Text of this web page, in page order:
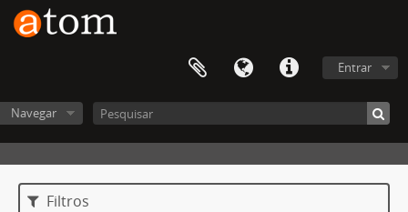
Entrar
Navegar
Filtros